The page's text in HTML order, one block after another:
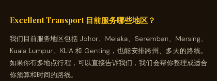
Excellent Transport 目前服务哪些地区？
我们目前服务地区包括 Johor、Melaka、Seremban、Mersing、
Kuala Lumpur、KLIA 和 Genting，也能安排跨州、多天的路线。
如果你有多地点行程，可以直接告诉我们，我们会帮你整理成适合
你预算和时间的路线。